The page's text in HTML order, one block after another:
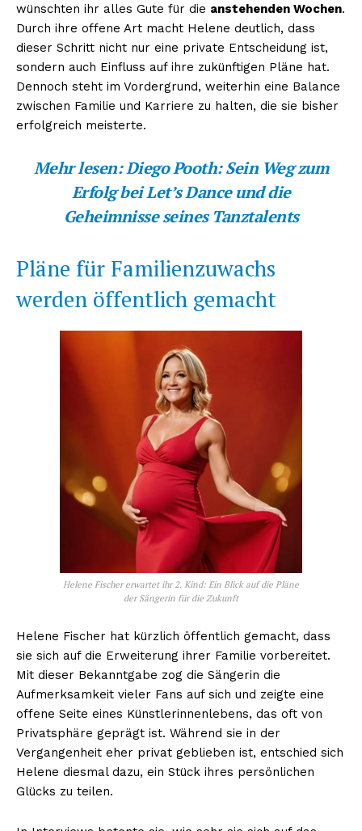
wünschten ihr alles Gute für die anstehenden Wochen.
Durch ihre offene Art macht Helene deutlich, dass
dieser Schritt nicht nur eine private Entscheidung ist,
sondern auch Einfluss auf ihre zukünftigen Pläne hat.
Dennoch steht im Vordergrund, weiterhin eine Balance
zwischen Familie und Karriere zu halten, die sie bisher
erfolgreich meisterte.
Mehr lesen:Diego Pooth: Sein Weg zum
Erfolg bei Let’s Dance und die
Geheimnisse seines Tanztalents
Pläne für Familienzuwachs
werden öffentlich gemacht
Helene Fischer erwartet ihr 2. Kind: Ein Blick auf die Pläne
der Sängerin für die Zukunft
Helene Fischer hat kürzlich öffentlich gemacht, dass
sie sich auf die Erweiterung ihrer Familie vorbereitet.
Mit dieser Bekanntgabe zog die Sängerin die
Aufmerksamkeit vieler Fans auf sich und zeigte eine
offene Seite eines Künstlerinnenlebens, das oft von
Privatsphäre geprägt ist. Während sie in der
Vergangenheit eher privat geblieben ist, entschied sich
Helene diesmal dazu, ein Stück ihres persönlichen
Glücks zu teilen.